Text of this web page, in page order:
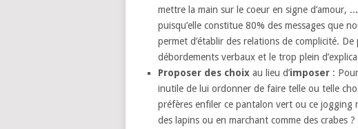
mettre la main sur le coeur en signe d’amour, ...
puisqu’elle constitue 80% des messages que
permet d’établir des relations de complicité.
débordements verbaux et le trop plein
Proposer des choixau lieu d’imposer: Pour
inutile de lui ordonner de faire telle ou telle
préfères enfiler ce pantalon vert ou ce jogging
des lapins ou en marchant comme des crabes